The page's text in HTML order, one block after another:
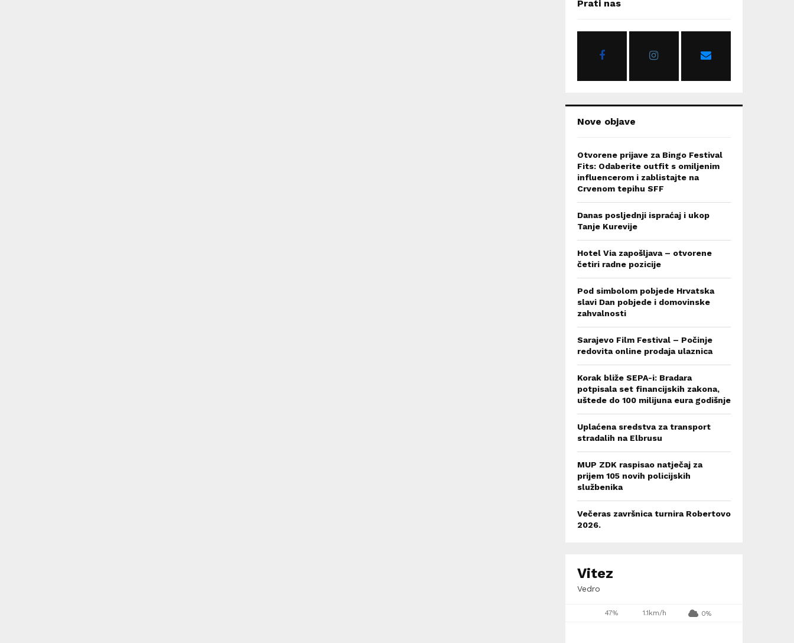
h
o
Prati nas
Nove objave
Otvorene prijave za Bingo Festival
Fits: Odaberite outfit s omiljenim
influencerom i zablistajte na
Crvenom tepihu SFF
Danas posljednji ispraćaj i ukop
Tanje Kurevije
Hotel Via zapošljava – otvorene
četiri radne pozicije
Pod simbolom pobjede Hrvatska
slavi Dan pobjede i domovinske
zahvalnosti
Sarajevo Film Festival – Počinje
redovita online prodaja ulaznica
Korak bliže SEPA-i: Bradara
potpisala set financijskih zakona,
uštede do 100 milijuna eura godišnje
Uplaćena sredstva za transport
stradalih na Elbrusu
MUP ZDK raspisao natječaj za
prijem 105 novih policijskih
službenika
Večeras završnica turnira Robertovo
2026.
Vitez
Vedro
47% 1.1km/h 0%